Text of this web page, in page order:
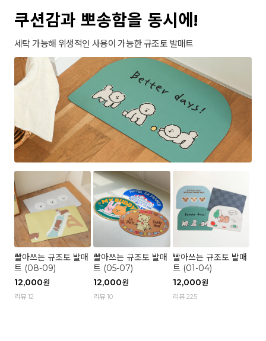
쿠션감과 뽀송함을 동시에!
세탁 가능해 위생적인 사용이 가능한 규조토 발매트
빨아쓰는 규조토 발매
트 (08-09)
12,000원
리뷰 12
빨아쓰는 규조토 발매
트 (05-07)
12,000원
리뷰 10
빨아쓰는 규조토 발매
트 (01-04)
12,000원
리뷰 225